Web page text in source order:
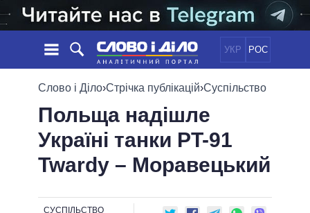
УКР РОС
НОВИНИ
СТРІЧКА
ПОДІЇ
СТАТТІ
ОГЛЯДИ
ПОЛІТИКА
ЕКОНОМІКА
СУСПІЛЬСТВО
СВІТ
ОБIЦЯНКИ
ПОЛIТИКИ
УСІ ПОЛІТИКИ
ПРЕЗИДЕНТ І ОФІС
ІНФОГРАФІКА
ВІДЕО
Слово і Діло›Стрічка публікацій›Суспільство
Польща надішле
Україні танки PT-91
Twardy – Моравецький
СУСПІЛЬСТВО